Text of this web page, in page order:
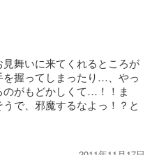
舞いに来てくれるところが
を握ってしまったり…、やっ
がもどかしくて…！！ま
で、邪魔するなよっ！？と